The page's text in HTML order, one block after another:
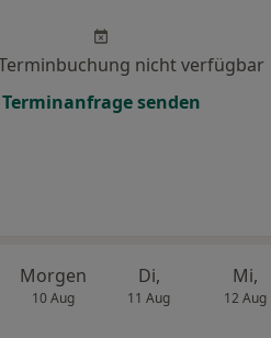
nicht verfügbar
Terminanfrage senden
Morgen
10 Aug
Di,
11 Aug
Mi,
12 Aug